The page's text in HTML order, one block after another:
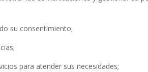
su consentimiento;
para atender sus necesidades;